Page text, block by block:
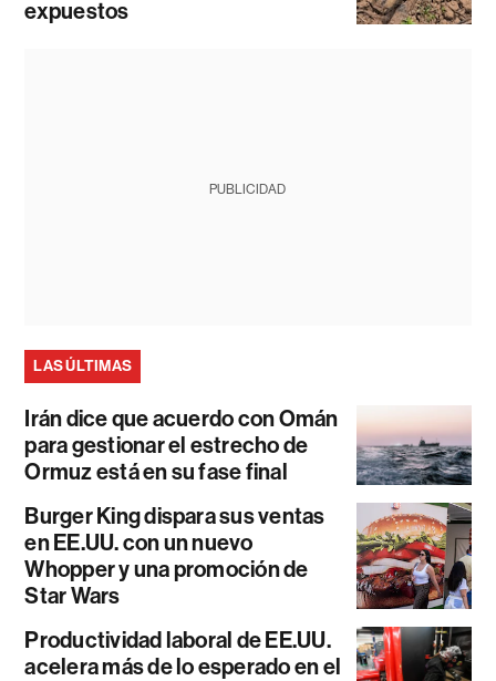
expuestos
PUBLICIDAD
LAS ÚLTIMAS
Irán dice que acuerdo con Omán
para gestionar el estrecho de
Ormuz está en su fase final
Burger King dispara sus ventas
en EE.UU. con un nuevo
Whopper y una promoción de
Star Wars
Productividad laboral de EE.UU.
acelera más de lo esperado en el